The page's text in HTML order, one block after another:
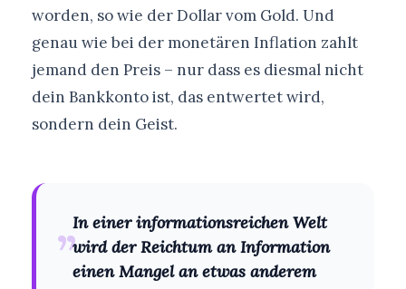
worden, so wie der Dollar vom Gold. Und
genau wie bei der monetären Inflation zahlt
jemand den Preis – nur dass es diesmal nicht
dein Bankkonto ist, das entwertet wird,
sondern dein Geist.
„In einer informationsreichen Welt
wird der Reichtum an Information
einen Mangel an etwas anderem